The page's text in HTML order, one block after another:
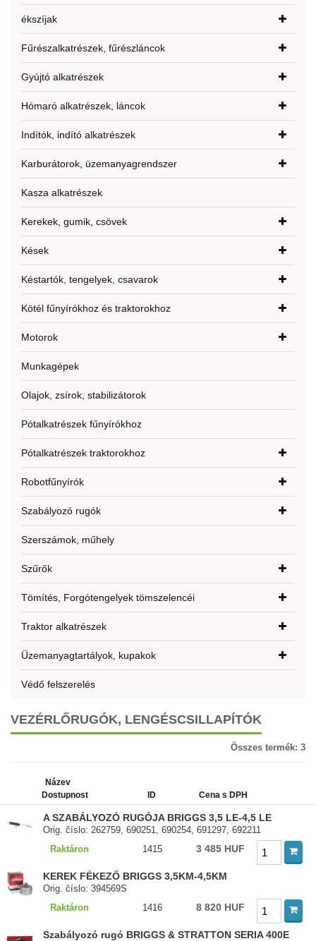
ékszíjak
Fűrészalkatrészek, fűrészláncok
Gyújtó alkatrészek
Hómaró alkatrészek, láncok
Indítók, indító alkatrészek
Karburátorok, üzemanyagrendszer
Kasza alkatrészek
Kerekek, gumik, csövek
Kések
Késtartók, tengelyek, csavarok
Kötél fűnyírókhoz és traktorokhoz
Motorok
Munkagépek
Olajok, zsírok, stabilizátorok
Pótalkatrészek fűnyírókhoz
Pótalkatrészek traktorokhoz
Robotfűnyírók
Szabályozó rugók
Szerszámok, műhely
Szűrők
Tömítés, Forgótengelyek tömszelencéi
Traktor alkatrészek
Üzemanyagtartályok, kupakok
Védő felszerelés
VEZÉRLŐRUGÓK, LENGÉSCSILLAPÍTÓK
Összes termék: 3
Název
Dostupnost
ID Cena s DPH
A SZABÁLYOZÓ RUGÓJA BRIGGS 3,5 LE-4,5 LE
Orig. číslo: 262759, 690251, 690254, 691297, 692211
Raktáron
1415 3 485 HUF
KEREK FÉKEZŐ BRIGGS 3,5KM-4,5KM
Orig. číslo: 394569S
Raktáron
1416 8 820 HUF
Szabályozó rugó BRIGGS & STRATTON SERIA 400E